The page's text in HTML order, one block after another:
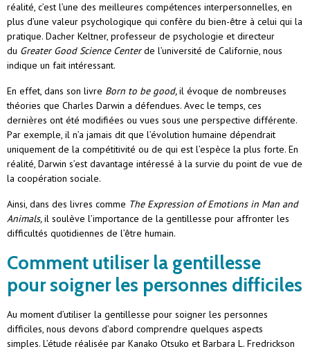
réalité, c’est l’une des meilleures compétences interpersonnelles, en
plus d’une valeur psychologique qui confère du bien-être à celui qui la
pratique. Dacher Keltner, professeur de psychologie et directeur
du Greater Good Science Centerde l’université de Californie, nous
indique un fait intéressant.
En effet, dans son livre Born to be good,il évoque de nombreuses
théories que Charles Darwin a défendues. Avec le temps, ces
dernières ont été modifiées ou vues sous une perspective différente.
Par exemple, il n’a jamais dit que l’évolution humaine dépendrait
uniquement de la compétitivité ou de qui est l’espèce la plus forte. En
réalité, Darwin s’est davantage intéressé à la survie du point de vue de
la coopération sociale.
Ainsi, dans des livres comme The Expression of Emotions in Man and
Animals,il soulève l’importance de la gentillesse pour affronter les
difficultés quotidiennes de l’être humain.
Comment utiliser la gentillesse
pour soigner les personnes difficiles
Au moment d’utiliser la gentillesse pour soigner les personnes
difficiles, nous devons d’abord comprendre quelques aspects
simples. L’étude réalisée par Kanako Otsuko et Barbara L. Fredrickson